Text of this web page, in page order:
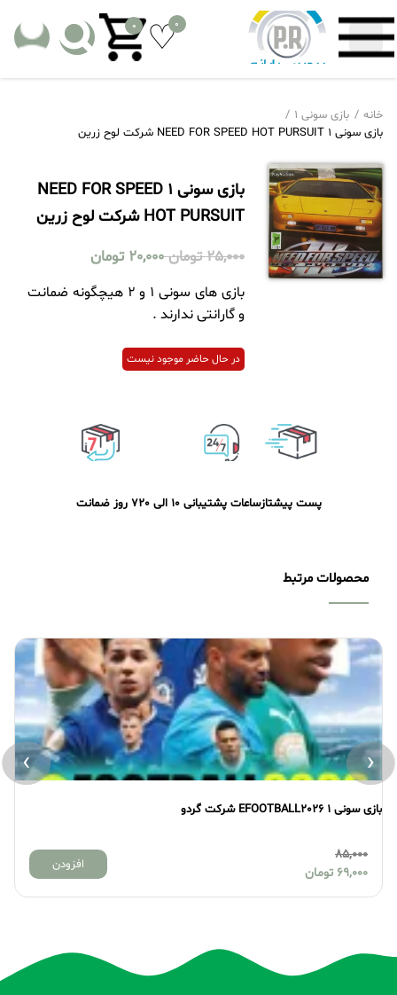
0
0
خانه
بازی سونی 1
بازی سونی 1 NEED FOR SPEED HOT PURSUIT شرکت لوح زرین
بازی سونی 1 NEED FOR SPEED
HOT PURSUIT شرکت لوح زرین
25,000 تومان 20,000 تومان
بازی های سونی 1 و 2 هیچگونه ضمانت
و گارانتی ندارند .
در حال حاضر موجود نیست
پست پیشتازساعات پشتیبانی 10 الی 20 7 روز ضمانت
محصولات مرتبط
بازی سونی 1 EFOOTBALL2026 شرکت گردو
85,000
69,000 تومان
افزودن
‹
›